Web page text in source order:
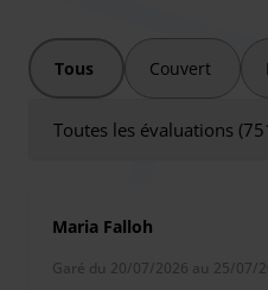
Francfort-Hahn. Votre voiture
pendant votre voyage, vous
salle d'attente ainsi que des
pour votre confort pendant
Tous Couvert
Toutes les évaluations
Maria Falloh
Garé du 20/07/2026 au 25/07/